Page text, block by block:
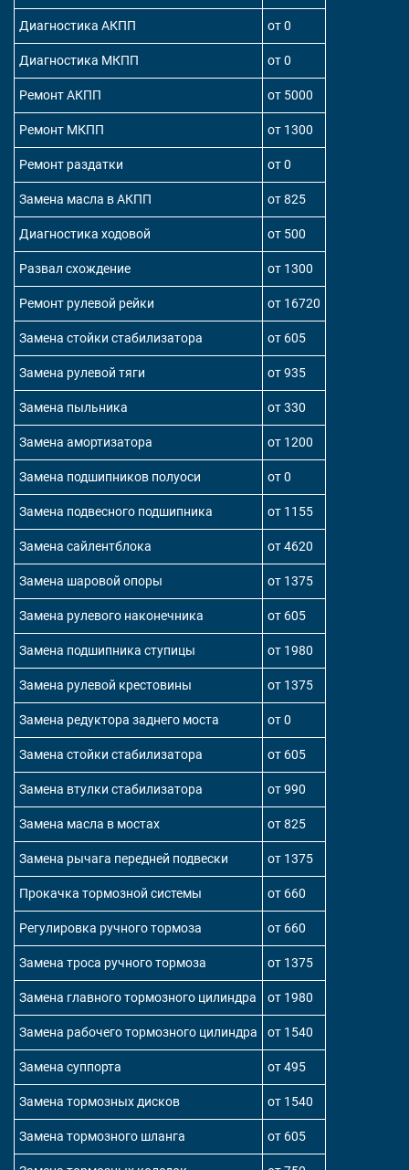
Диагностика АКПП от 0
Диагностика МКПП от 0
Ремонт АКПП от 5000
Ремонт МКПП от 1300
Ремонт раздатки от 0
Замена масла в АКПП от 825
Диагностика ходовой от 500
Развал схождение от 1300
Ремонт рулевой рейки от 16720
Замена стойки стабилизатора от 605
Замена рулевой тяги от 935
Замена пыльника от 330
Замена амортизатора от 1200
Замена подшипников полуоси от 0
Замена подвесного подшипника от 1155
Замена сайлентблока от 4620
Замена шаровой опоры от 1375
Замена рулевого наконечника от 605
Замена подшипника ступицы от 1980
Замена рулевой крестовины от 1375
Замена редуктора заднего моста от 0
Замена стойки стабилизатора от 605
Замена втулки стабилизатора от 990
Замена масла в мостах от 825
Замена рычага передней подвески от 1375
Прокачка тормозной системы от 660
Регулировка ручного тормоза от 660
Замена троса ручного тормоза от 1375
Замена главного тормозного цилиндра от 1980
Замена рабочего тормозного цилиндра от 1540
Замена суппорта от 495
Замена тормозных дисков от 1540
Замена тормозного шланга от 605